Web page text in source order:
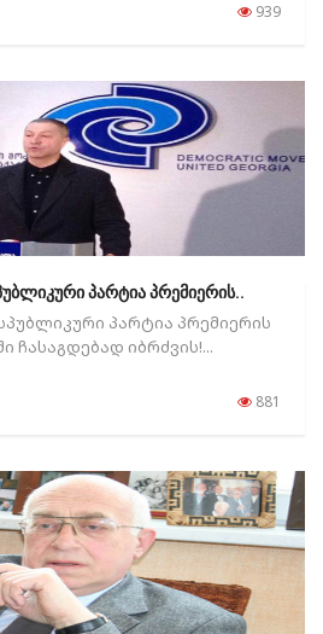
939
პარტია პრემიერის..
პარტია პრემიერის
ჩასაგდებად იბრძვის!...
881